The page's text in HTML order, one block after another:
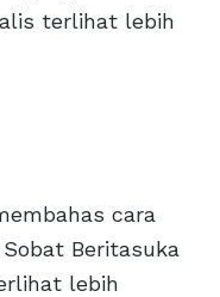
terlihat lebih
cara
Beritasuka
lebih